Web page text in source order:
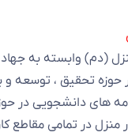
(دم) وابسته به
تحقیق ، توسعه و
نامه های دانشجویی در
منزل در تمامی مقاطع